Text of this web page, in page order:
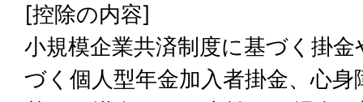
[控除の内容]
小規模企業共済制度に基づく掛
づく個人型年金加入者掛金、心